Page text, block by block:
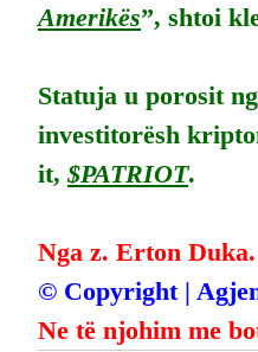
Amerikës”, shtoi
Statuja u porosit
investitorësh
it, $PATRIOT.
Nga z. Erton Duka.
© Copyright |
Ne të njohim me